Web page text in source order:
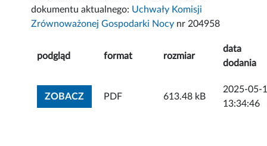
dokumentu aktualnego: Uchwały Komisji
Zrównoważonej Gospodarki Nocy nr 204958
podgląd format rozmiar
data
dodania
ZOBACZZOBACZ ZAŁĄCZNIK
PDF 613.48 kB
2025-05-
13:34:46